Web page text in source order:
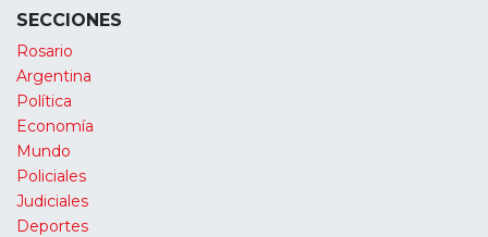
SECCIONES
Rosario
Argentina
Política
Economía
Mundo
Policiales
Judiciales
Deportes